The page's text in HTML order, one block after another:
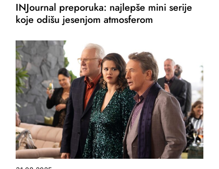
INJournal preporuka: najlepše mini serije
koje odišu jesenjom atmosferom